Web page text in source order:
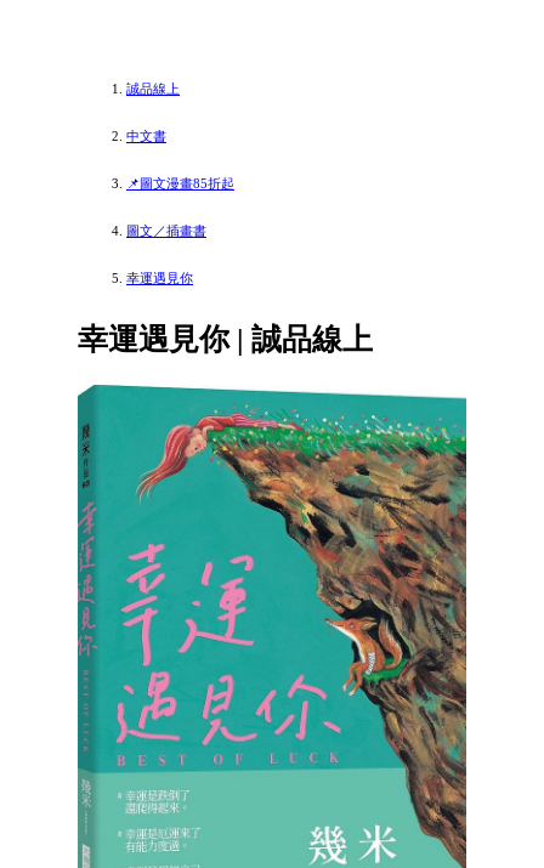
誠品線上
中文書
📌圖文漫畫85折起
圖文／插畫書
幸運遇見你
幸運遇見你 | 誠品線上